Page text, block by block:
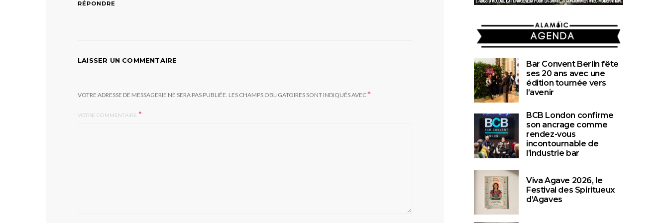
RÉPONDRE
LAISSER UN COMMENTAIRE
VOTRE ADRESSE DE MESSAGERIE NE SERA PAS PUBLIÉE. LES CHAMPS OBLIGATOIRES SONT INDIQUÉS AVEC*
VOTRE COMMENTAIRE *
AGENDA
Bar Convent Berlin fête
ses 20 ans avec une
édition tournée vers
l’avenir
BCB London confirme
son ancrage comme
rendez-vous
incontournable de
l’industrie bar
Viva Agave 2026, le
Festival des Spiritueux
d’Agaves